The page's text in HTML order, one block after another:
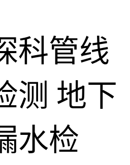
科管线
测 地下
水检